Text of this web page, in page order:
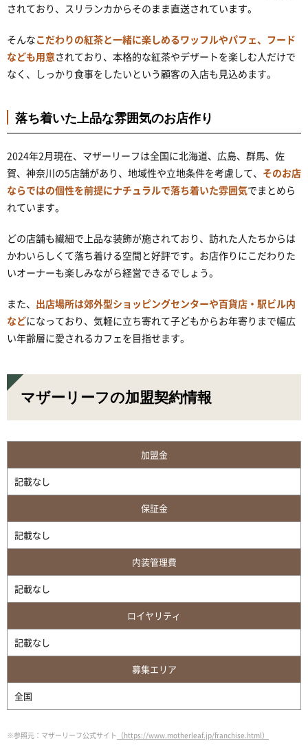
されており、スリランカからそのまま直送されています。
そんなこだわりの紅茶と一緒に楽しめるワッフルやパフェ、フード
なども用意されており、本格的な紅茶やデザートを楽しむ人だけで
なく、しっかり食事をしたいという顧客の入店も見込めます。
落ち着いた上品な雰囲気のお店作り
2024年2月現在、マザーリーフは全国に北海道、広島、群馬、佐
賀、神奈川の5店舗があり、地域性や立地条件を考慮して、 そのお店
ならではの個性を前提にナチュラルで落ち着いた雰囲気でまとめら
れています。
どの店舗も繊細で上品な装飾が施されており、訪れた人たちからは
かわいらしくて落ち着ける空間と好評です。お店作りにこだわりた
いオーナーも楽しみながら経営できるでしょう。
また、 出店場所は郊外型ショッピングセンターや百貨店・駅ビル内
などになっており、気軽に立ち寄れて子どもからお年寄りまで幅広
い年齢層に愛されるカフェを目指せます。
マザーリーフの加盟契約情報
加盟金
記載なし
保証金
記載なし
内装管理費
記載なし
ロイヤリティ
記載なし
募集エリア
全国
※参照元：マザーリーフ公式サイト （https://www.motherleaf.jp/franchise.html）